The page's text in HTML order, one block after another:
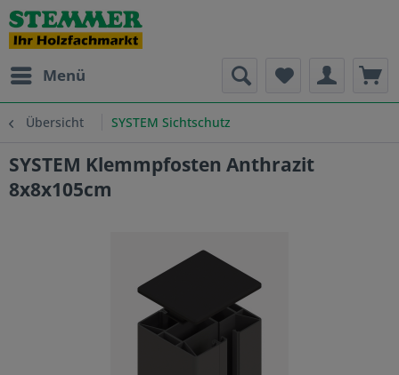
Menü
Übersicht SYSTEM Sichtschutz
SYSTEM Klemmpfosten Anthrazit
8x8x105cm